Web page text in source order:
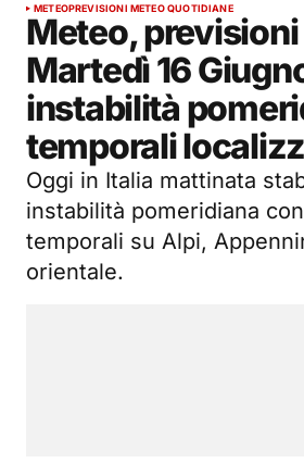
METEOPREVISIONI METEO QUOTIDIANE
Meteo,
Martedì 16
instabilità
temporali
Oggi in Italia mattinata
instabilità pomeridiana
temporali su Alpi,
orientale.